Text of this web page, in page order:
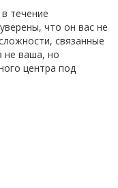
течение
что он вас не
связанные
не ваша, но
центра под